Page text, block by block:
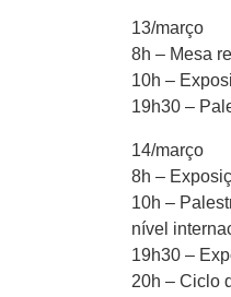
13/março
8h – Mesa
10h –
19h30 –
14/março
8h –
10h –
nível
19h30 –
20h – Ciclo